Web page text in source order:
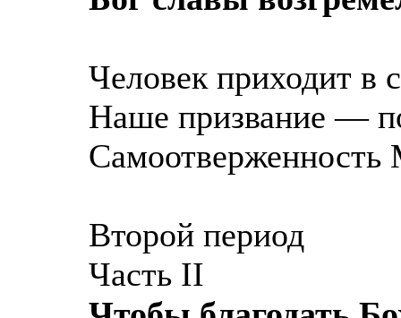
Человек приходит в
Наше призвание —
Второй период
Часть II